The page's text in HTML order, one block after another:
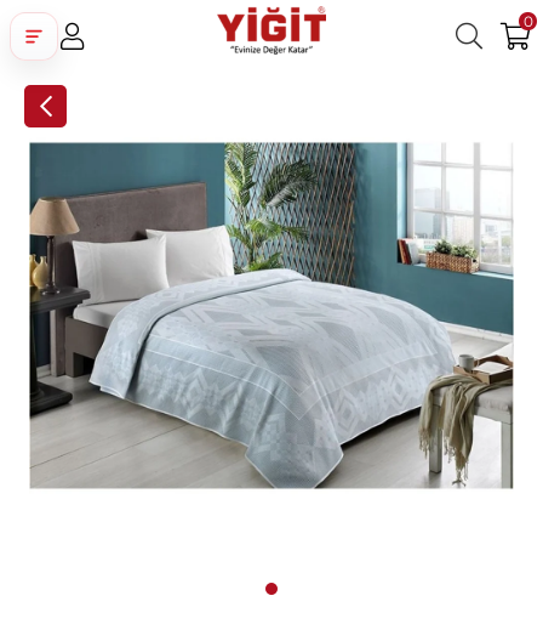
0
Google İle Bağlan